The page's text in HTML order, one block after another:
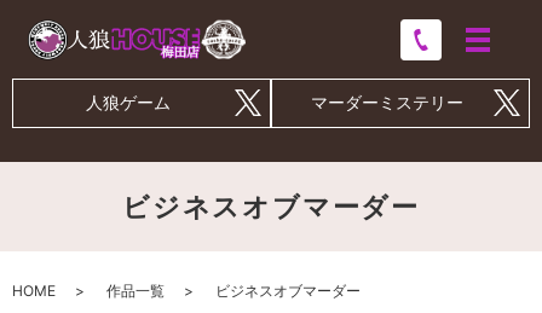
人狼ゲーム マーダーミステリー
ビジネスオブマーダー
HOME 作品一覧 ビジネスオブマーダー